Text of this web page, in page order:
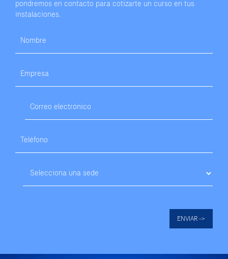
pondremos en contacto para cotizarte un curso en tus
instalaciones.
ENVIAR ->